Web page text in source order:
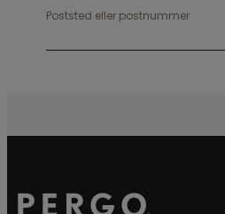
Poststed eller postnummer